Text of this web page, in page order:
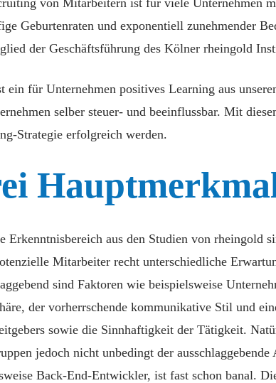
von Mitarbeitern ist für viele Unternehmen
Geburtenraten und exponentiell zunehmender
der Geschäftsführung des Kölner rheingold
ein für Unternehmen positives Learning aus
selber steuer- und beeinflussbar. Mit
Strategie erfolgreich werden.
Erkenntnisbereich aus den Studien von rheingold
Mitarbeiter recht unterschiedliche
sind Faktoren wie beispielsweise
der vorherrschende kommunikative Stil und
sowie die Sinnhaftigkeit der Tätigkeit.
jedoch nicht unbedingt der
Back-End-Entwickler, ist fast schon banal.